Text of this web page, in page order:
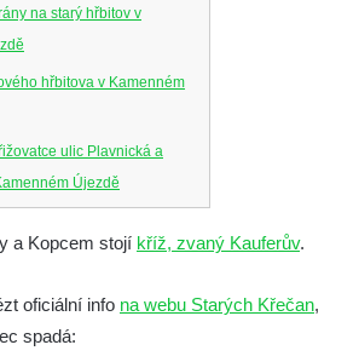
na starý hřbitov v
hřbitova v Kamenném
ulic Plavnická a
Újezdě
a Kopcem stojí kříž, zvaný Kauferův.
oficiální info na webu Starých Křečan,
spadá: